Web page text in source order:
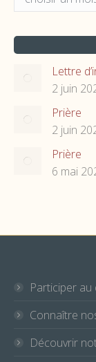
Lettre
2 juin
Prière
2 juin
Prière
6 mai
Participer au
Connaître
Découvrir